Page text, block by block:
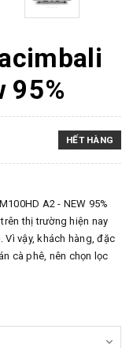
95%
HẾT HÀNG
A2 - NEW 95%
thị trường hiện nay
vậy, khách hàng, đặc
cà phê, nên chọn lọc